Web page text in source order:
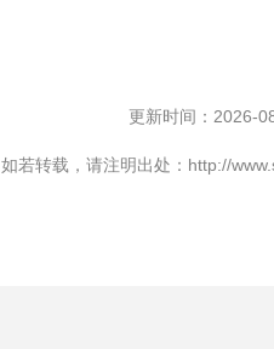
更新时间：2026-
如若转载，请注明出处：http://